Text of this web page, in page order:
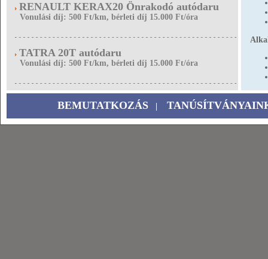
RENAULT KERAX20 Önrakodó autódaru
Vonulási díj: 500 Ft/km, bérleti díj 15.000 Ft/óra
TATRA 20T autódaru
Vonulási díj: 500 Ft/km, bérleti díj 15.000 Ft/óra
BEMUTATKOZÁS